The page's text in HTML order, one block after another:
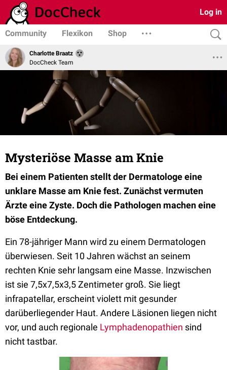
Log in
Community Flexikon Shop
Charlotte Braatz
DocCheck Team
Mysteriöse Masse am Knie
Bei einem Patienten stellt der Dermatologe eine
unklare Masse am Knie fest. Zunächst vermuten
Ärzte eine Zyste. Doch die Pathologen machen eine
böse Entdeckung.
Ein 78-jähriger Mann wird zu einem Dermatologen
überwiesen. Seit 10 Jahren wächst an seinem
rechten Knie sehr langsam eine Masse. Inzwischen
ist sie 7,5x7,5x3,5 Zentimeter groß. Sie liegt
infrapatellar, erscheint violett mit gesunder
darüberliegender Haut. Andere Läsionen liegen nicht
vor, und auch regionale Lymphadenopathien sind
nicht tastbar.